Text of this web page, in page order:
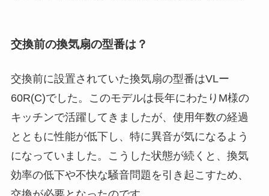
交換前の換気扇の型番は？
交換前に設置されていた換気扇の型番はVLー
60R(C)でした。このモデルは長年にわたりM様の
キッチンで活躍してきましたが、使用年数の経過
とともに性能が低下し、特に異音が気になるよう
になっていました。こうした状態が続くと、換気
効率の低下や不快な騒音問題を引き起こすため、